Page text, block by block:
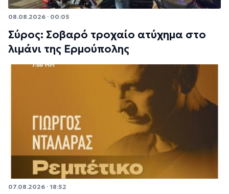
08.08.2026 · 00:05
Σύρος: Σοβαρό τροχαίο ατύχημα στο
λιμάνι της Ερμούπολης
07.08.2026 · 18:52